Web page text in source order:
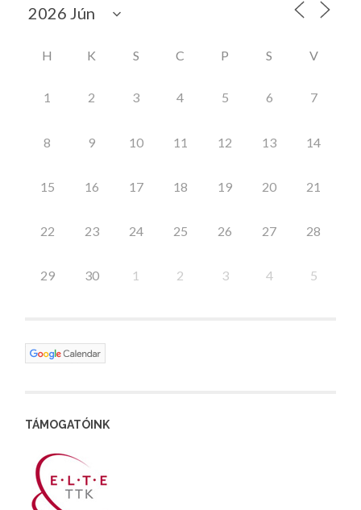
H K S C P S V
1 2 3 4 5 6 7
8 9 10 11 12 13 14
15 16 17 18 19 20 21
22 23 24 25 26 27 28
29 30 1 2 3 4 5
TÁMOGATÓINK